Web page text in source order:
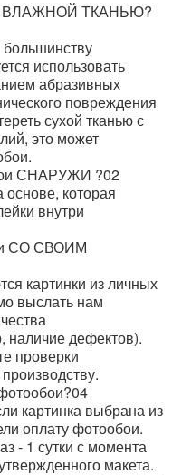
ВЛАЖНОЙ ТКАНЬЮ?
большинству
использовать
абразивных
повреждения
сухой тканью с
это может
СНАРУЖИ ?02
которая
внутри
СО СВОИМ
картинки из личных
выслать нам
наличие дефектов).
проверки
04
картинка выбрана из
оплату фотообои.
- 1 сутки с момента
макета.